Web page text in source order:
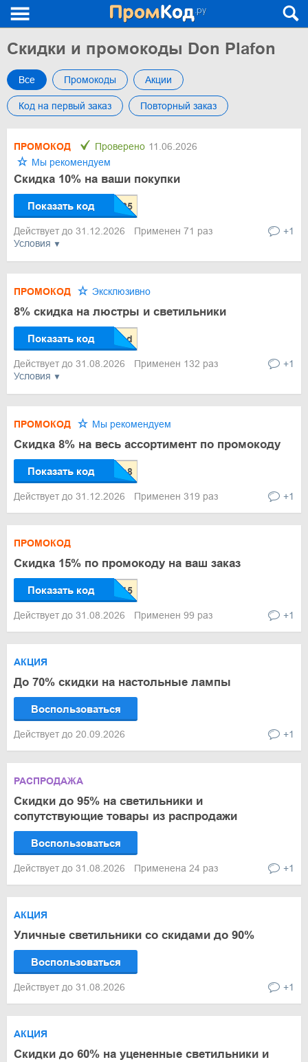
Скидки и промокоды Don Plafon
Все Промокоды Акции
Код на первый заказ Повторный заказ
Условия
ПРОМОКОД Проверено 11.06.2026
Мы рекомендуем
Скидка 10% на ваши покупки
Показать код
Действует до 31.12.2026 Применен 71 раз +1
Условия
ПРОМОКОД Эксклюзивно
8% скидка на люстры и светильники
Показать код
Действует до 31.08.2026 Применен 132 раз +1
ПРОМОКОД Мы рекомендуем
Скидка 8% на весь ассортимент по промокоду
Показать код
Действует до 31.12.2026 Применен 319 раз +1
ПРОМОКОД
Скидка 15% по промокоду на ваш заказ
Показать код
Действует до 31.08.2026 Применен 99 раз +1
АКЦИЯ
До 70% скидки на настольные лампы
Воспользоваться
Действует до 20.09.2026 +1
РАСПРОДАЖА
Скидки до 95% на светильники и
сопутствующие товары из распродажи
Воспользоваться
Действует до 31.08.2026 Применена 24 раз +1
АКЦИЯ
Уличные светильники со скидами до 90%
Воспользоваться
Действует до 31.08.2026 +1
АКЦИЯ
Скидки до 60% на уцененные светильники и